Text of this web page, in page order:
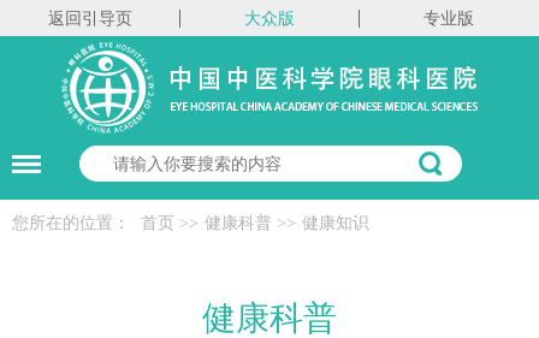
返回引导页 大众版 专业版
您所在的位置： 首页 >> 健康科普 >> 健康知识
健康科普